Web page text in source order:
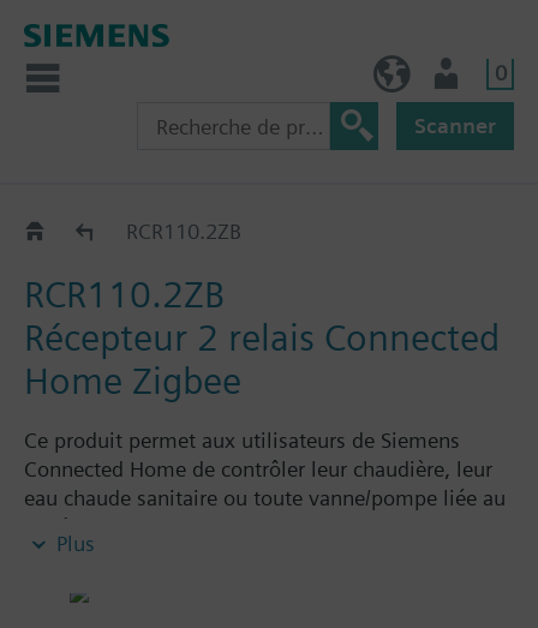
0
Scanner
Connected Home
RCR110.2ZB
RCR110.2ZB
Récepteur 2 relais Connected
Home Zigbee
Ce produit permet aux utilisateurs de Siemens
Connected Home de contrôler leur chaudière, leur
eau chaude sanitaire ou toute vanne/pompe liée au
système HVAC.
Récepteur alimenté par le secteur AC 230 V
Plus